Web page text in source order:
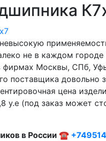
не в каждом
фирмах Москвы, СПб,
поставщика
цена
у.е (под заказ может
в России ☎